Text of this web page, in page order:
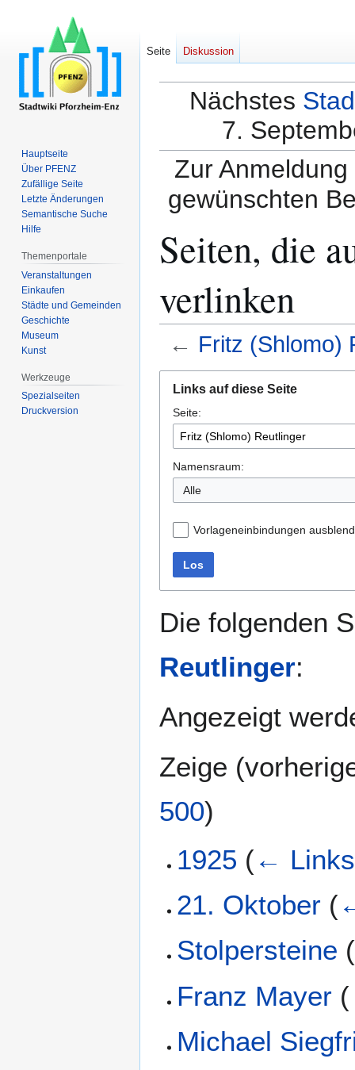
Nächstes
7.
Zur
gewünschten
Seiten, die
verlinken
← Fritz (Shlomo)
Navigation
springen
Suche
springen
Links auf diese Seite
Seite:
Namensraum:
Alle
Vorlageneinbindungen
Los
Die folgenden
Reutlinger:
Angezeigt
Zeige (
500)
1925 (← Links
21. Oktober (
Stolpersteine (
Franz Mayer (
Michael
Seite Diskussion
Hauptseite
Über PFENZ
Zufällige Seite
Letzte Änderungen
Semantische Suche
Hilfe
Themenportale
Veranstaltungen
Einkaufen
Städte und Gemeinden
Geschichte
Museum
Kunst
Werkzeuge
Spezialseiten
Druckversion